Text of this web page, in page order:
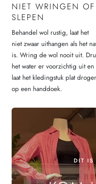
NIET WRINGEN OF
SLEPEN
Behandel wol rustig, laat het
niet zwaar uithangen als het
is. Wring de wol nooit uit.
het water er voorzichtig uit en
laat het kledingstuk plat
op een handdoek.
DIT IS